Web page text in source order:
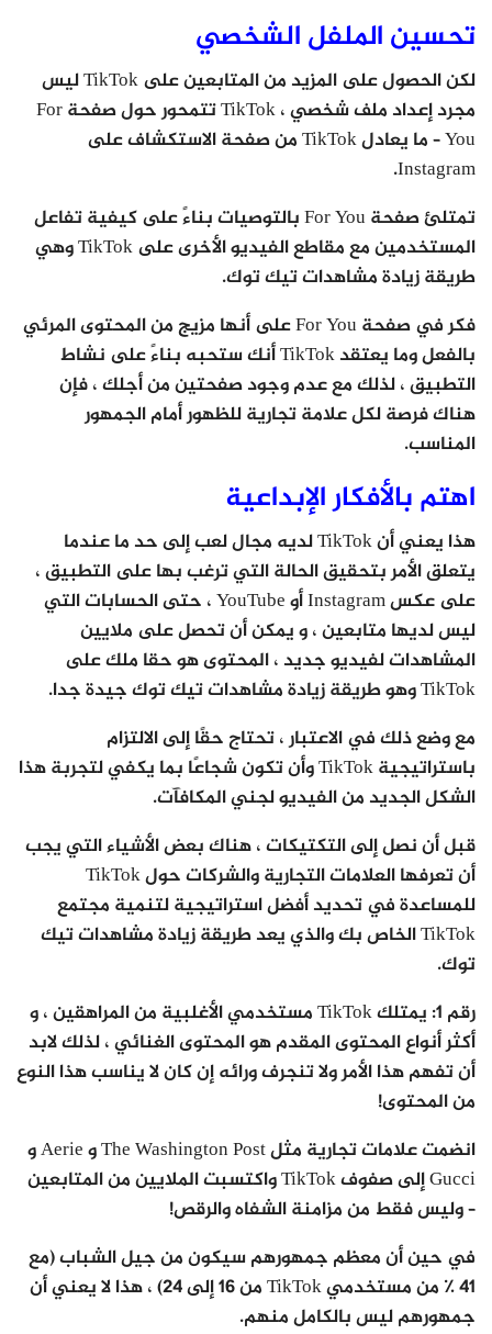
تحسين الملفل الشخصي
لكن الحصول على المزيد من المتابعين على TikTok ليس
مجرد إعداد ملف شخصي ، TikTok تتمحور حول صفحة For
You – ما يعادل TikTok من صفحة الاستكشاف على
Instagram.
تمتلئ صفحة For You بالتوصيات بناءً على كيفية تفاعل
المستخدمين مع مقاطع الفيديو الأخرى على TikTok وهي
طريقة زيادة مشاهدات تيك توك.
فكر في صفحة For You على أنها مزيج من المحتوى المرئي
بالفعل وما يعتقد TikTok أنك ستحبه بناءً على نشاط
التطبيق ، لذلك مع عدم وجود صفحتين من أجلك ، فإن
هناك فرصة لكل علامة تجارية للظهور أمام الجمهور
المناسب.
اهتم بالأفكار الإبداعية
هذا يعني أن TikTok لديه مجال لعب إلى حد ما عندما
يتعلق الأمر بتحقيق الحالة التي ترغب بها على التطبيق ،
على عكس Instagram أو YouTube ، حتى الحسابات التي
ليس لديها متابعين ، و يمكن أن تحصل على ملايين
المشاهدات لفيديو جديد ، المحتوى هو حقا ملك على
TikTok وهو طريقة زيادة مشاهدات تيك توك جيدة جدا.
مع وضع ذلك في الاعتبار ، تحتاج حقًا إلى الالتزام
باستراتيجية TikTok وأن تكون شجاعًا بما يكفي لتجربة هذا
الشكل الجديد من الفيديو لجني المكافآت.
قبل أن نصل إلى التكتيكات ، هناك بعض الأشياء التي يجب
أن تعرفها العلامات التجارية والشركات حول TikTok
للمساعدة في تحديد أفضل استراتيجية لتنمية مجتمع
TikTok الخاص بك والذي يعد طريقة زيادة مشاهدات تيك
توك.
رقم 1: يمتلك TikTok مستخدمي الأغلبية من المراهقين ، و
أكثر أنواع المحتوى المقدم هو المحتوى الغنائي ، لذلك لابد
أن تفهم هذا الأمر ولا تنجرف ورائه إن كان لا يناسب هذا النوع
من المحتوى!
انضمت علامات تجارية مثل The Washington Post و Aerie و
Gucci إلى صفوف TikTok واكتسبت الملايين من المتابعين
– وليس فقط من مزامنة الشفاه والرقص!
في حين أن معظم جمهورهم سيكون من جيل الشباب (مع
41 ٪ من مستخدمي TikTok من 16 إلى 24) ، هذا لا يعني أن
جمهورهم ليس بالكامل منهم.